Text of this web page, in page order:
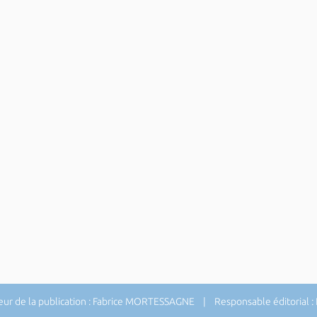
de la publication : Fabrice MORTESSAGNE | Responsable éditorial :